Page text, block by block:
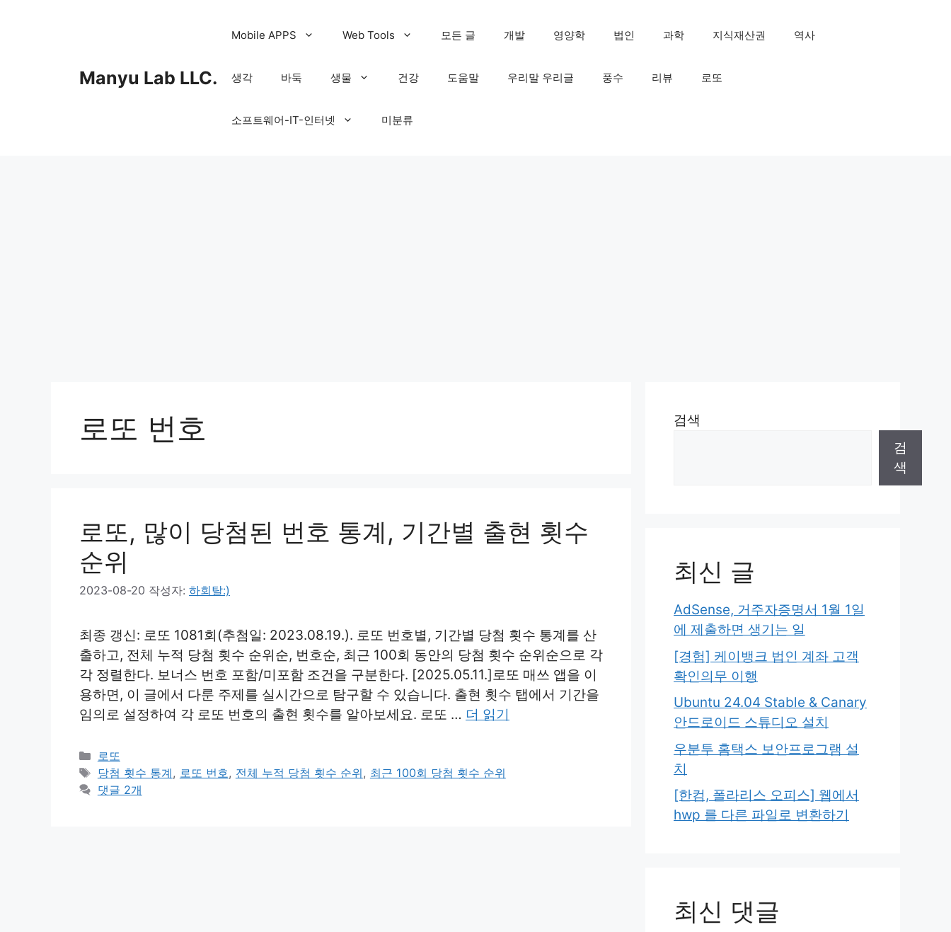
Manyu Lab LLC.
Mobile APPS Web Tools 모든 글 개발 영양학 법인 과학 지식재산권 역사
생각 바둑 생물 건강 도움말 우리말 우리글 풍수 리뷰 로또
소프트웨어-IT-인터넷 미분류
로또 번호
로또, 많이 당첨된 번호 통계, 기간별 출현 횟수
순위
2023-08-20 작성자: 하회탈:)
최종 갱신: 로또 1081회(추첨일: 2023.08.19.). 로또 번호별, 기간별 당첨 횟수 통계를 산
출하고, 전체 누적 당첨 횟수 순위순, 번호순, 최근 100회 동안의 당첨 횟수 순위순으로 각
각 정렬한다. 보너스 번호 포함/미포함 조건을 구분한다. [2025.05.11.]로또 매쓰 앱을 이
용하면, 이 글에서 다룬 주제를 실시간으로 탐구할 수 있습니다. 출현 횟수 탭에서 기간을
임의로 설정하여 각 로또 번호의 출현 횟수를 알아보세요. 로또 … 더 읽기
카
테
고
로또
태
그
당첨 횟수 통계, 로또 번호, 전체 누적 당첨 횟수 순위, 최근 100회 당첨 횟수 순위
댓글 2개
검색
검
색
최신 글
AdSense, 거주자증명서 1월 1일
에 제출하면 생기는 일
[경험] 케이뱅크 법인 계좌 고객
확인의무 이행
Ubuntu 24.04 Stable & Canary
안드로이드 스튜디오 설치
우분투 홈택스 보안프로그램 설
치
[한컴, 폴라리스 오피스] 웹에서
hwp 를 다른 파일로 변환하기
최신 댓글